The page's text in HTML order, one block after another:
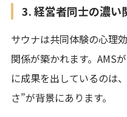
3. 経営者同士の濃い
サウナは共同体験の心理
関係が築かれます。AMS
に成果を出しているのは
さ”が背景にあります。